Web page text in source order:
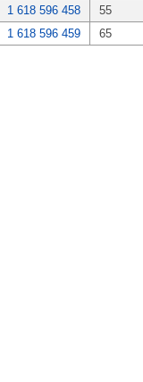
1 618 596 458
55
1 618 596 459
65